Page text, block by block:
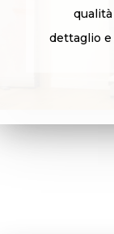
dettaglio e